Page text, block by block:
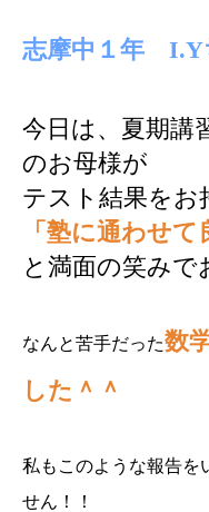
志摩中１年 I.Y
今日は、夏期講
のお母様が
テスト結果をお
「塾に通わせて
と満面の笑みで
なんと苦手だった数
した＾＾
私もこのような報告を
せん！！